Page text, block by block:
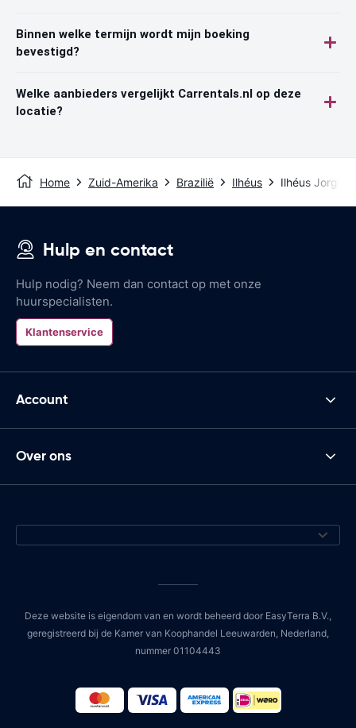
Binnen welke termijn wordt mijn boeking
bevestigd?
Welke aanbieders vergelijkt Carrentals.nl op deze
locatie?
Home Zuid-Amerika Brazilië Ilhéus Ilhéus Jorge
Hulp en contact
Hulp nodig? Neem dan contact op met onze
huurspecialisten.
Klantenservice
Account
Over ons
Deze website is eigendom van en wordt beheerd door EasyTerra B.V.,
geregistreerd bij de Kamer van Koophandel Leeuwarden, Nederland,
nummer 01104443